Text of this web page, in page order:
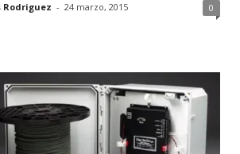
Rodriguez - 24 marzo, 2015 0